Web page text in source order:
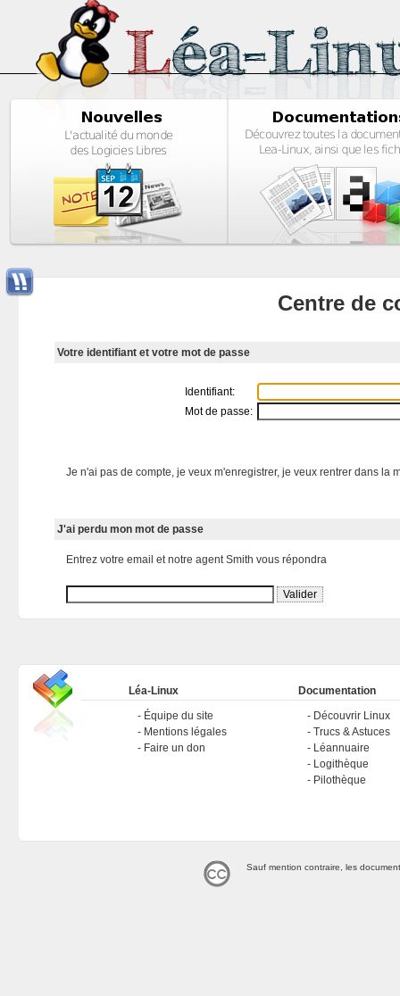
Centre de
Votre identifiant et votre mot de passe
Identifiant:
Mot de passe:
Je n'ai pas de compte, je veux m'enregistrer, je veux rentrer dans la
J'ai perdu mon mot de passe
Entrez votre email et notre agent Smith vous répondra
Léa-Linux
Équipe du site
Mentions légales
Faire un don
Documentation
Découvrir Linux
Trucs & Astuces
Léannuaire
Logithèque
Pilothèque
Sauf mention contraire, les